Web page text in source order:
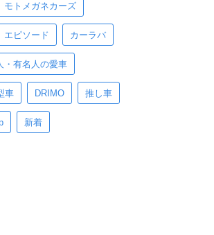
モトメガネカーズ
エピソード カーラバ
・有名人の愛車
車 DRIMO 推し車
新着